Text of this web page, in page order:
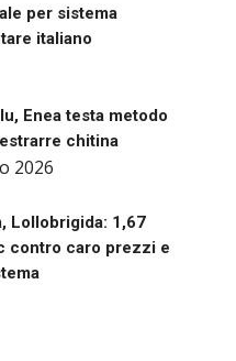
per sistema
italiano
Enea testa metodo
chitina
2026
Lollobrigida: 1,67
contro caro prezzi e